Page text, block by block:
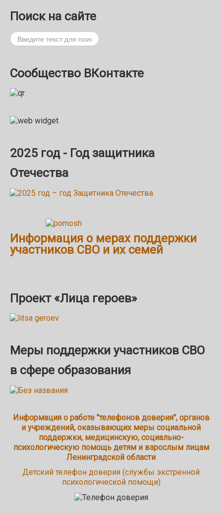
Поиск на сайте
Поиск
Сообщество ВКонтакте
2025 год - Год защитника
Отечества
Информация о мерах поддержки
участников СВО и их семей
Проект «Лица героев»
Меры поддержки участников СВО
в сфере образования
Информация о работе "телефонов доверия", органов
и учреждений, оказывающих меры социальной
поддержки, медицинскую, социально-
психологическую помощь детям и взрослым лицам
Ленинградской области
Детский телефон доверия (службы экстренной
психологической помощи)